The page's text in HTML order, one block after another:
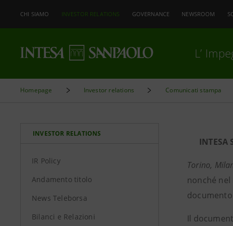
CHI SIAMO INVESTOR RELATIONS GOVERNANCE NEWSROOM
L’
Homepage Investor relations Comunicati stampa
INVESTOR RELATIONS
IR Policy
Andamento titolo
News Teleborsa
Bilanci e Relazioni
INTESA
Torino,
nonché
Il